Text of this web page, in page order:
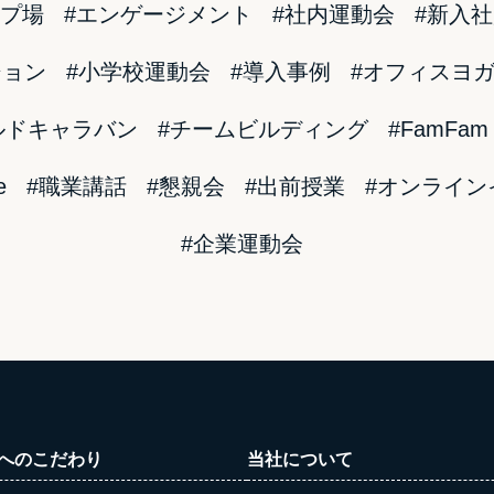
場 #エンゲージメント #社内運動会 #新入
ン #小学校運動会 #導入事例 #オフィスヨガ
キャラバン #チームビルディング #FamFam
#職業講話 #懇親会 #出前授業 #オンライン
#企業運動会
のこだわり 当社について